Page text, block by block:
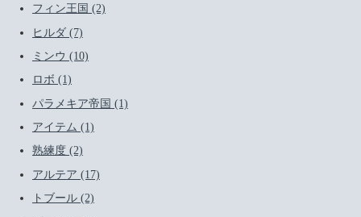
フィン王国 (2)
ヒルダ (7)
ミンウ (10)
ロボ (1)
パラメキア帝国 (1)
アイテム (1)
熟練度 (2)
アルテア (17)
トブール (2)